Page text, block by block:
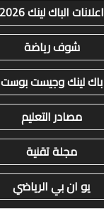
اعلانات الباك لينك 2026
شوف رياضة
باك لينك وجيست بوست
مصادر التعليم
مجلة تقنية
يو ان بي الرياضي